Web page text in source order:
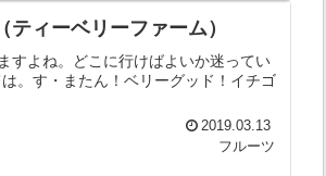
ィーベリーファーム）
すよね。どこに行けばよいか迷ってい
。す・またん！ベリーグッド！イチゴ
2019.03.13
フルーツ